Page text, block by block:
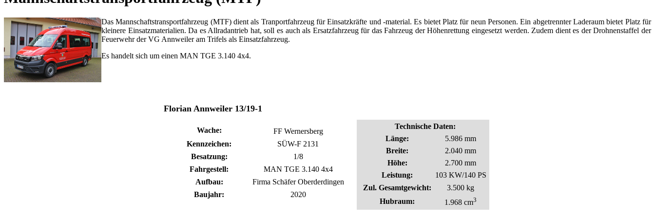
Das Mannschaftstransportfahrzeug (MTF) dient als Tranportfahrzeug für Einsatzkräfte und -material. Es bietet Platz für neun Personen. Ein abgetrennter Laderaum bietet Platz für
kleinere Einsatzmaterialien. Da es Allradantrieb hat, soll es auch als Ersatzfahrzeug für das Fahrzeug der Höhenrettung eingesetzt werden. Zudem dient es der Drohnenstaffel der
Feuerwehr der VG Annweiler am Trifels als Einsatzfahrzeug.
Es handelt sich um einen MAN TGE 3.140 4x4.
Florian Annweiler 13/19-1
Wache:
FF Wernersberg
Kennzeichen:
SÜW-F 2131
Besatzung:
1/8
Fahrgestell:
MAN TGE 3.140 4x4
Aufbau:
Firma Schäfer Oberderdingen
Baujahr:
2020
Technische Daten:
Länge:
5.986 mm
Breite:
2.040 mm
Höhe:
2.700 mm
Leistung:
103 KW/140 PS
Zul. Gesamtgewicht:
3.500 kg
Hubraum:
1.968 cm3